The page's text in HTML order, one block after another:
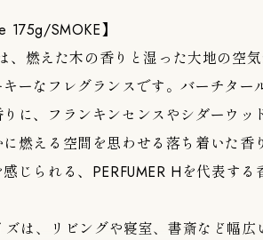
SMOKE】
、燃えた木の香りと湿った大地の空
ーなフレグランスです。バーチター
に、フランキンセンスやシダーウッ
燃える空間を思わせる落ち着いた香
じられる、PERFUMER Hを代表する
は、リビングや寝室、書斎など幅広